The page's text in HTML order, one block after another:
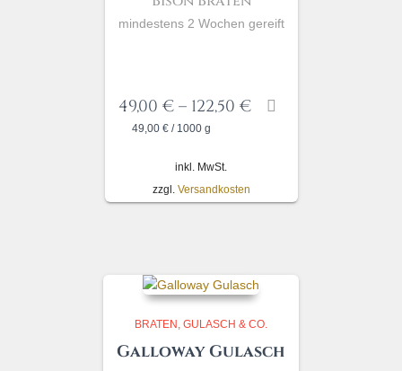
mindestens 2 Wochen gereift
49,00 €– 122,50 €
49,00 €/ 1000 g
inkl. MwSt.
zzgl. Versandkosten
BRATEN, GULASCH & CO.
Galloway Gulasch